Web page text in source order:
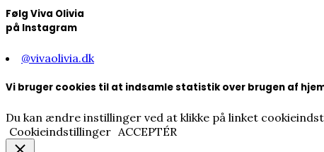
Følg Viva Olivia
på Instagram
@vivaolivia.dk
Vi bruger cookies til at indsamle statistik over brugen af
Du kan ændre instillinger ved at klikke på linket
Cookieindstillinger ACCEPTÉR